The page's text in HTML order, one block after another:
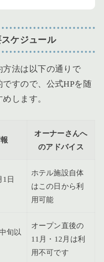
ケジュール
法は以下の通りで
すので、公式HPを随
します。
オーナーさんへ
のアドバイス
1日
ホテル施設自体
はこの日から利
用可能
旬以
オープン直後の
11月・12月は利
用不可です